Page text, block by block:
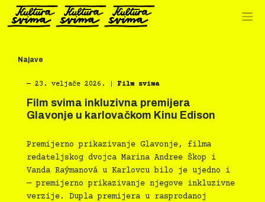
Preskoči
sadržaj
Najave
― 23. veljače 2026. Film svima
Film svima inkluzivna premijera
Glavonje u karlovačkom Kinu Edison
Premijerno prikazivanje Glavonje, filma
redateljskog dvojca Marina Andree Škop i
Vanda Raýmanová u Karlovcu bilo je ujedno i
— premijerno prikazivanje njegove inkluzivne
verzije. Dupla premijera u rasprodanoj